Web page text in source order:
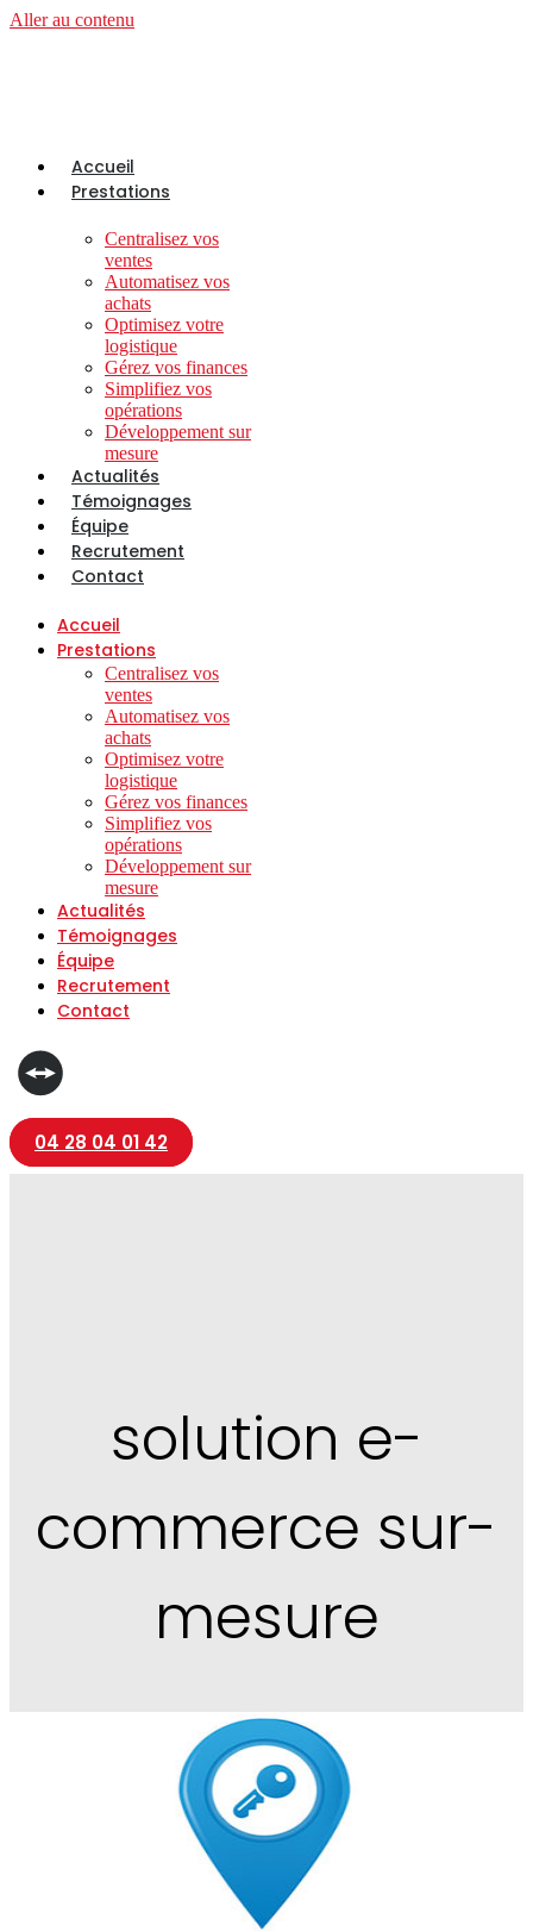
Aller au contenu
Accueil
Prestations
Centralisez vos
ventes
Automatisez vos
achats
Optimisez votre
logistique
Gérez vos finances
Simplifiez vos
opérations
Développement sur
mesure
Actualités
Témoignages
Équipe
Recrutement
Contact
Accueil
Prestations
Centralisez vos
ventes
Automatisez vos
achats
Optimisez votre
logistique
Gérez vos finances
Simplifiez vos
opérations
Développement sur
mesure
Actualités
Témoignages
Équipe
Recrutement
Contact
04 28 04 01 42
solution e-
commerce sur-
mesure